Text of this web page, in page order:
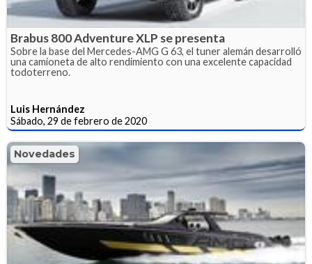
Brabus 800 Adventure XLP se presenta
Sobre la base del Mercedes-AMG G 63, el tuner alemán desarrolló
una camioneta de alto rendimiento con una excelente capacidad
todoterreno.
Luis Hernández
Sábado, 29 de febrero de 2020
Novedades